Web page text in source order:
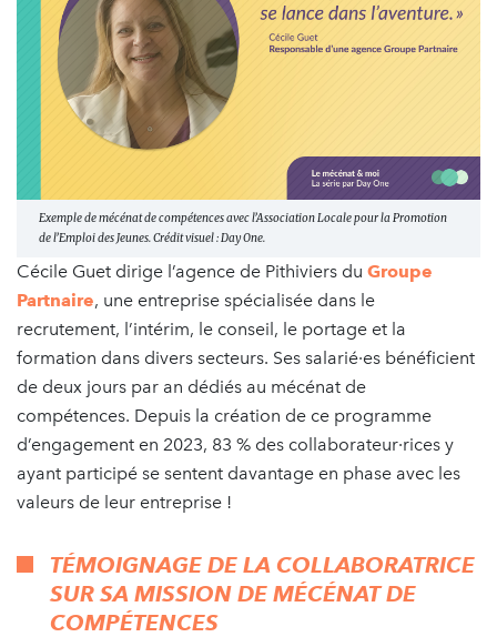
Exemple de mécénat de compétences avec l’Association Locale pour la Promotion
de l’Emploi des Jeunes. Crédit visuel : Day One.
Cécile Guet dirige l’agence de Pithiviers du Groupe
Partnaire, une entreprise spécialisée dans le
recrutement, l’intérim, le conseil, le portage et la
formation dans divers secteurs. Ses salarié·es bénéficient
de deux jours par an dédiés au mécénat de
compétences. Depuis la création de ce programme
d’engagement en 2023, 83 % des collaborateur·rices y
ayant participé se sentent davantage en phase avec les
valeurs de leur entreprise !
TÉMOIGNAGE DE LA COLLABORATRICE
SUR SA MISSION DE MÉCÉNAT DE
COMPÉTENCES